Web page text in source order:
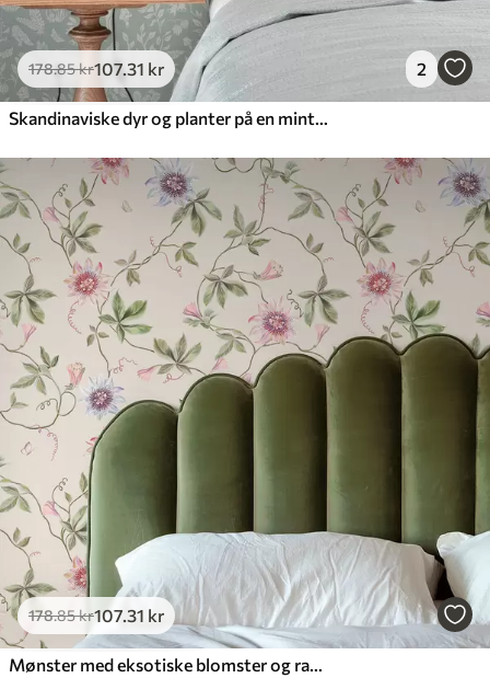
178.85kr107.31 kr 2
Skandinaviske dyr og planter på en mintfarvet baggrund
178.85kr107.31 kr
Mønster med eksotiske blomster og ranker